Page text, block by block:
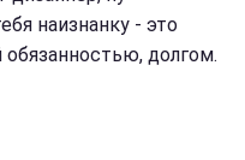
наизнанку - это
долгом.